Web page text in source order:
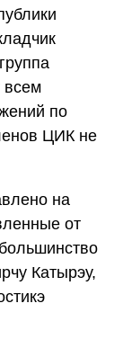
всем
по
ЦИК не
на
от
Катырэу,